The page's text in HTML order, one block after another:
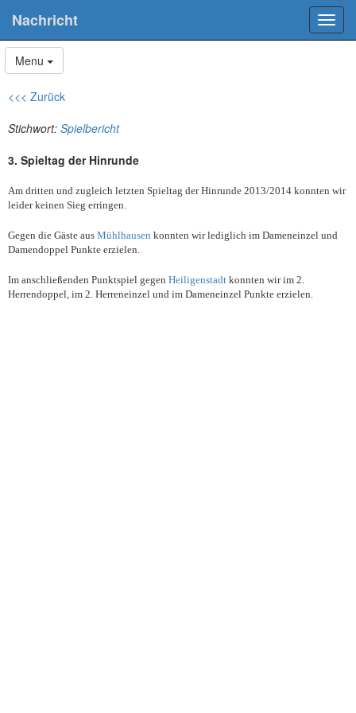
Nachricht
Menu
<<< Zurück
Stichwort: Spielbericht
3. Spieltag der Hinrunde
Am dritten und zugleich letzten Spieltag der Hinrunde 2013/2014 konnten wir
leider keinen Sieg erringen.
Gegen die Gäste aus Mühlhausen konnten wir lediglich im Dameneinzel und
Damendoppel Punkte erzielen.
Im anschließenden Punktspiel gegen Heiligenstadt konnten wir im 2.
Herrendoppel, im 2. Herreneinzel und im Dameneinzel Punkte erzielen.